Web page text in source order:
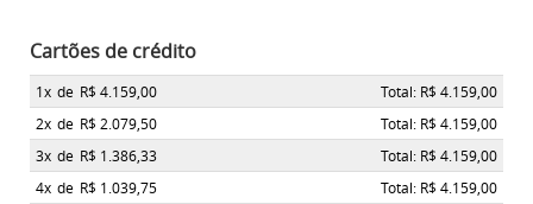
Cartões de crédito
1x de R$ 4.159,00
Total: R$ 4.159,00
2x de R$ 2.079,50
Total: R$ 4.159,00
3x de R$ 1.386,33
Total: R$ 4.159,00
4x de R$ 1.039,75
Total: R$ 4.159,00